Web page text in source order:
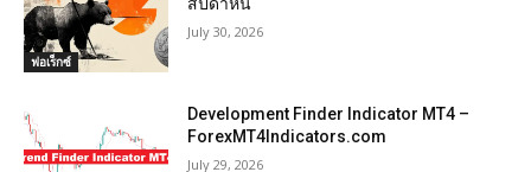
ฟอเร็กซ์
สัปดาห์นี้
July 30, 2026
Development Finder Indicator MT4 –
ForexMT4Indicators.com
July 29, 2026